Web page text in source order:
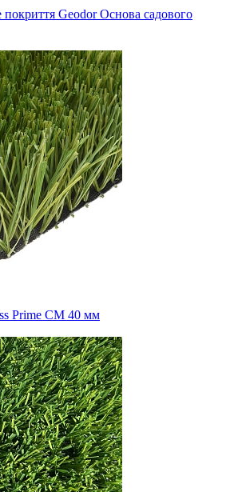
Geodor Основа садового
Prime CM 40 мм